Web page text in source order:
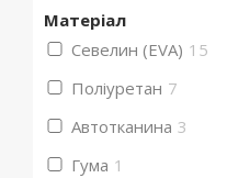
Матеріал
Севелин (EVA) 15
Поліуретан 7
Автотканина 3
Гума 1